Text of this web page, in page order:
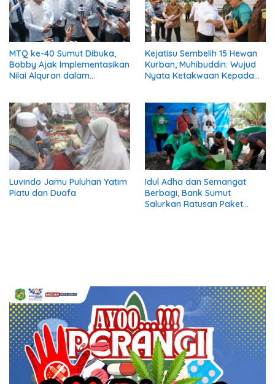
MTQ ke-40 Sumut Dibuka,
Bobby Ajak Implementasikan
Nilai Alquran dalam
Kejatisu Sembelih 15 Hewan
Kurban, Muhibuddin: Wujud
Nyata Ketakwaan Kepada
Luvindo Jamu Puluhan Yatim
Piatu dan Duafa
Idul Adha dan Semangat
Berbagi, Bank Sumut
Salurkan Ratusan Paket